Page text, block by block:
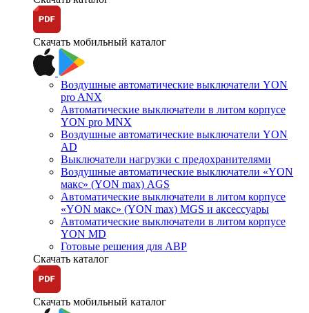
Скачать мобильный каталог
Воздушные автоматические выключатели YON
pro ANX
Автоматические выключатели в литом корпусе
YON pro MNX
Воздушные автоматические выключатели YON
AD
Выключатели нагрузки с предохранителями
Воздушные автоматические выключатели «YON
макс» (YON max) AGS
Автоматические выключатели в литом корпусе
«YON макс» (YON max) MGS и аксессуары
Автоматические выключатели в литом корпусе
YON MD
Готовые решения для АВР
Скачать каталог
Скачать мобильный каталог